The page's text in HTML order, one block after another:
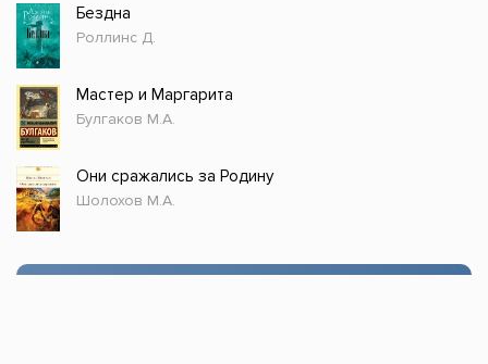
Бездна
Роллинс Д.
Мастер и Маргарита
Булгаков М.А.
Они сражались за Родину
Шолохов М.А.